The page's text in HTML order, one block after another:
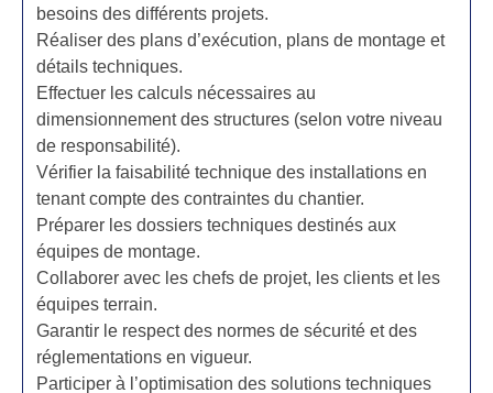
besoins des différents projets.
Réaliser des plans d’exécution, plans de montage et
détails techniques.
Effectuer les calculs nécessaires au
dimensionnement des structures (selon votre niveau
de responsabilité).
Vérifier la faisabilité technique des installations en
tenant compte des contraintes du chantier.
Préparer les dossiers techniques destinés aux
équipes de montage.
Collaborer avec les chefs de projet, les clients et les
équipes terrain.
Garantir le respect des normes de sécurité et des
réglementations en vigueur.
Participer à l’optimisation des solutions techniques